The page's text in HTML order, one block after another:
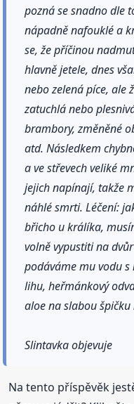
pozná se snadno dle
nápadně nafouklé a
se, že příčinou
hlavně jetele, dnes
nebo zelená píce, ale
zatuchlá nebo
brambory, změněné
atd. Následkem
a ve střevech veliké
jejich napínají, takže
náhlé smrti. Léčení:
břicho u králíka,
volně vypustiti na
podáváme mu vodu
lihu, heřmánkový
aloe na slabou špičku
Slintavka objevuje
Na tento příspěvěk